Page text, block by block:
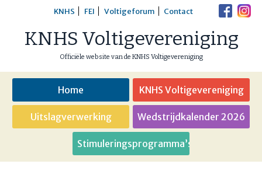
content
KNHS FEI Voltigeforum Contact
KNHS Voltigevereniging
Officiële website van de KNHS Voltigevereniging
Home KNHS Voltigevereniging
Uitslagverwerking Wedstrijdkalender 2026
Stimuleringsprogramma’s